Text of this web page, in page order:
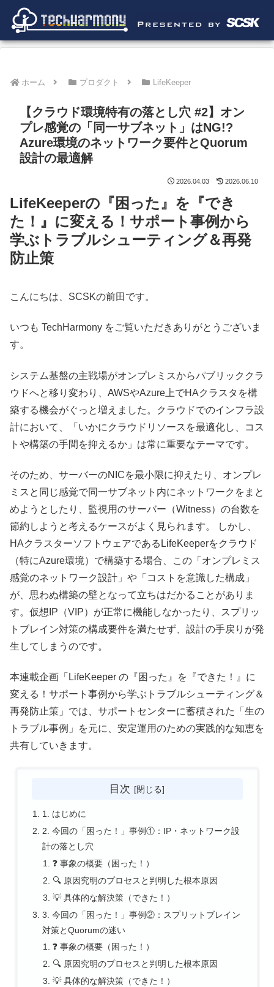
ホーム プロダクト LifeKeeper
【クラウド環境特有の落とし穴 #2】オン
プレ感覚の「同一サブネット」はNG!?
Azure環境のネットワーク要件とQuorum
設計の最適解
2026.04.03 2026.06.10
LifeKeeperの『困った』を『でき
た！』に変える！サポート事例から
学ぶトラブルシューティング＆再発
防止策
こんにちは、SCSKの前田です。
いつも TechHarmony をご覧いただきありがとうございま
す。
システム基盤の主戦場がオンプレミスからパブリッククラ
ウドへと移り変わり、AWSやAzure上でHAクラスタを構
築する機会がぐっと増えました。クラウドでのインフラ設
計において、「いかにクラウドリソースを最適化し、コス
トや構築の手間を抑えるか」は常に重要なテーマです。
そのため、サーバーのNICを最小限に抑えたり、オンプレ
ミスと同じ感覚で同一サブネット内にネットワークをまと
めようとしたり、監視用のサーバー（Witness）の台数を
節約しようと考えるケースがよく見られます。 しかし、
HAクラスターソフトウェアであるLifeKeeperをクラウド
（特にAzure環境）で構築する場合、この「オンプレミス
感覚のネットワーク設計」や「コストを意識した構成」
が、思わぬ構築の壁となって立ちはだかることがありま
す。仮想IP（VIP）が正常に機能しなかったり、スプリッ
トブレイン対策の構成要件を満たせず、設計の手戻りが発
生してしまうのです。
本連載企画「LifeKeeper の『困った』を『できた！』に
変える！サポート事例から学ぶトラブルシューティング＆
再発防止策」では、サポートセンターに蓄積された「生の
トラブル事例」を元に、安定運用のための実践的な知恵を
共有していきます。
目次
1. はじめに
2. 今回の「困った！」事例①：IP・ネットワーク設
計の落とし穴
❓ 事象の概要（困った！）
🔍 原因究明のプロセスと判明した根本原因
💡 具体的な解決策（できた！）
3. 今回の「困った！」事例②：スプリットブレイン
対策とQuorumの迷い
❓ 事象の概要（困った！）
🔍 原因究明のプロセスと判明した根本原因
💡 具体的な解決策（できた！）